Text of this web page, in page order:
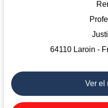
64110 Laroin -
Ver el